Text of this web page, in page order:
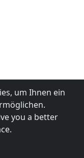
um Ihnen ein
you a better